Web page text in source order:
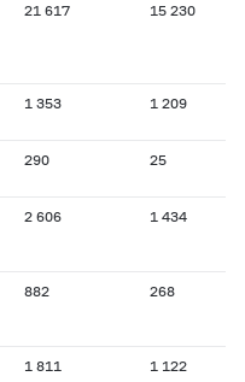
21 617 15 230
1 353 1 209
290 25
2 606 1 434
882 268
1 811 1 122